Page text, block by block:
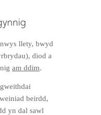
llety, bwyd
diod a
am ddim.
beirdd,
yn dal sawl